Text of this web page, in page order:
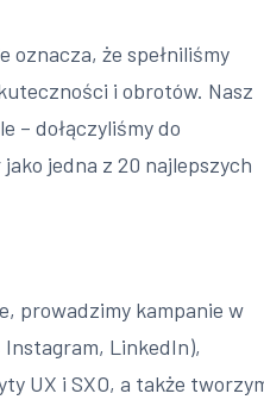
oznacza, że spełniliśmy
i obrotów. Nasz
– dołączyliśmy do
jedna z 20 najlepszych
prowadzimy kampanie w
Instagram, LinkedIn),
UX i SXO, a także